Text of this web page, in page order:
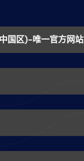
国区)-唯一官方网站